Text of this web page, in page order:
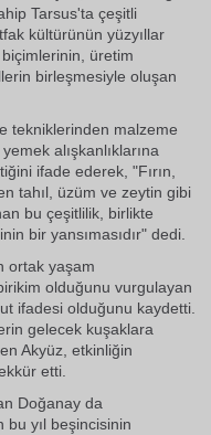
Tarsus'ta çeşitli
kültürünün yüzyıllar
üretim
birleşmesiyle oluşan
tekniklerinden malzeme
alışkanlıklarına
ifade ederek, "Fırın,
tahıl, üzüm ve zeytin gibi
bu çeşitlilik, birlikte
bir yansımasıdır" dedi.
ortak yaşam
olduğunu vurgulayan
ifadesi olduğunu kaydetti.
gelecek kuşaklara
Akyüz, etkinliğin
etti.
Doğanay da
bu yıl beşincisinin